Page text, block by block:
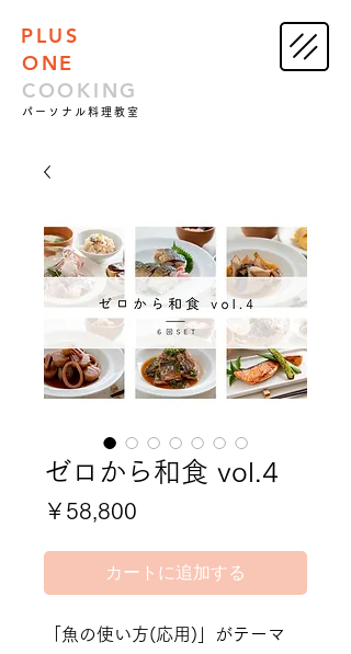
PLUS
ONE
COOKING
パーソナル料理教室
ゼロから和食 vol.4
￥58,800
カートに追加する
「魚の使い方(応用)」がテーマ